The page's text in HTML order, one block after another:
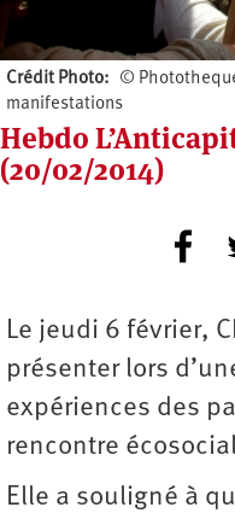
Crédit Photo
©
manifestations
Hebdo
(20/02/2014)
Le jeudi 6 février,
présenter lors
expériences des
rencontre
Elle a souligné à